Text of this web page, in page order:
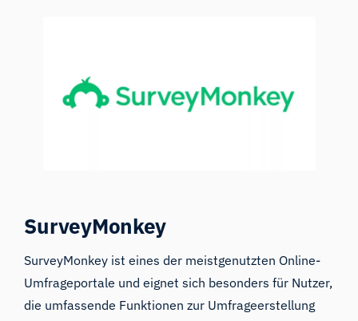
SurveyMonkey
SurveyMonkey ist eines der meistgenutzten Online-
Umfrageportale und eignet sich besonders für Nutzer,
die umfassende Funktionen zur Umfrageerstellung